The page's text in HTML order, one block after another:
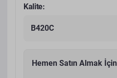
Kalite:
B420C
Hemen Satın Almak İçin